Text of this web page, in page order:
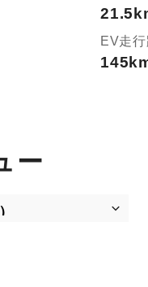
EV走
ー